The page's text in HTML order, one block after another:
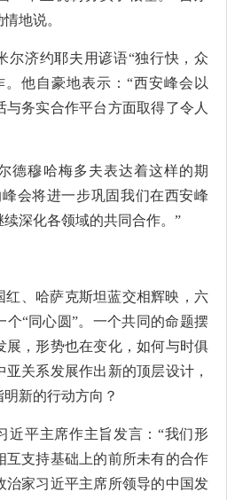
地说。
尔济约耶夫用谚语“独行快，众
他自豪地表示：“西安峰会以
务实合作平台方面取得了令人
德穆哈梅多夫表达着这样的期
会将进一步巩固我们在西安峰
深化各领域的共同合作。”
红、哈萨克斯坦蓝交相辉映，六
个“同心圆”。一个共同的命题摆
展，形势也在变化，如何与时俱
关系发展作出新的顶层设计，
新的行动方向？
近平主席作主旨发言：“我们形
互支持基础上的前所未有的合作
治家习近平主席所领导的中国发